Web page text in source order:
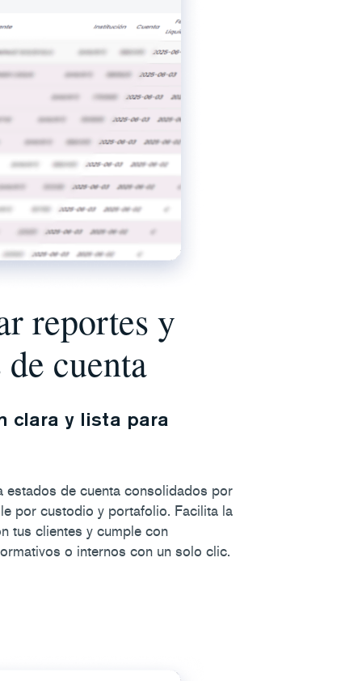
reportes y
de cuenta
clara y lista para
estados de cuenta consolidados por
por custodio y portafolio. Facilita la
tus clientes y cumple con
o internos con un solo clic.